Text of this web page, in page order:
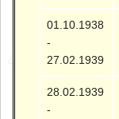
01.10.1938
-
27.02.1939
28.02.1939
-